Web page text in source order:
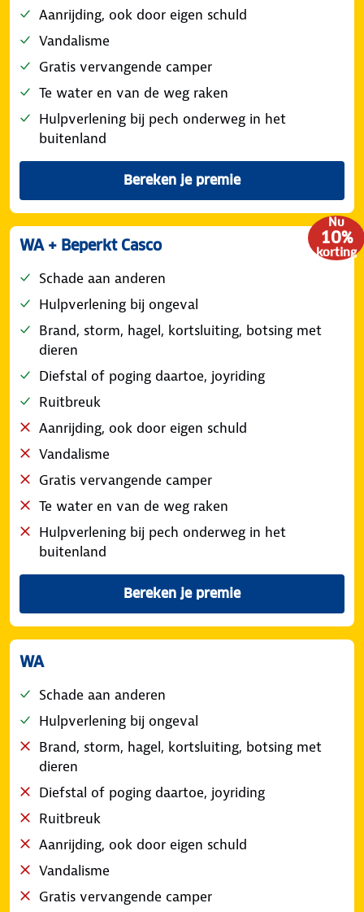
Aanrijding, ook door eigen schuld
Vandalisme
Gratis vervangende camper
Te water en van de weg raken
Hulpverlening bij pech onderweg in het
buitenland
Bereken je premieVan de WA + Volledig
Nu
10%
korting
WA + Beperkt Casco
Schade aan anderen
Hulpverlening bij ongeval
Brand, storm, hagel, kortsluiting, botsing met
dieren
Diefstal of poging daartoe, joyriding
Ruitbreuk
Aanrijding, ook door eigen schuld
Vandalisme
Gratis vervangende camper
Te water en van de weg raken
Hulpverlening bij pech onderweg in het
buitenland
Bereken je premieVan de WA + Beperkt
WA
Schade aan anderen
Hulpverlening bij ongeval
Brand, storm, hagel, kortsluiting, botsing met
dieren
Diefstal of poging daartoe, joyriding
Ruitbreuk
Aanrijding, ook door eigen schuld
Vandalisme
Gratis vervangende camper